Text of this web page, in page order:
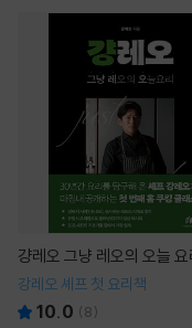
걍레오 그냥 레오의 오늘 요
강레오 셰프 첫 요리책
10.0 (8)